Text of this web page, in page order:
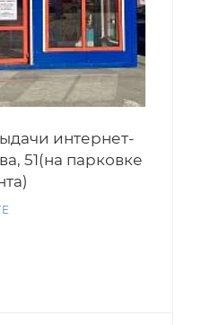
интернет-
51(на парковке